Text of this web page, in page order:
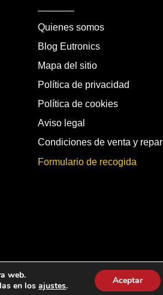
Quienes somos
Blog Eutronics
Mapa del sitio
Política de privacidad
Política de cookies
Aviso legal
Condiciones de venta y
Formulario de recogida
web.
en losajustes. Aceptar